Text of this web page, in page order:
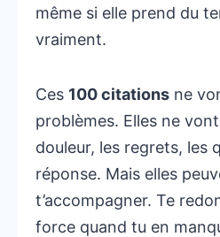
même si elle prend du
vraiment.
Ces 100 citations ne
problèmes. Elles ne
douleur, les regrets, les
réponse. Mais elles
t’accompagner. Te
force quand tu en